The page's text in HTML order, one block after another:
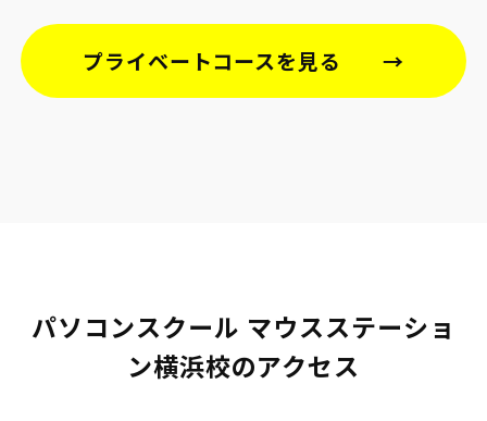
プライベートコースを見る
パソコンスクール マウスステーショ
ン横浜校のアクセス